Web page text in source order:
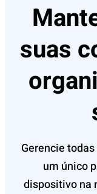
suas
Gerencie
um único
dispositivo na